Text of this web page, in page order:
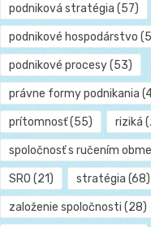
podniková stratégia (57)
podnikové hospodárstvo
podnikové procesy(53)
právne formy podnikania
prítomnosť(55) riziká
spoločnosť s ručením
SRO (21) stratégia (68)
založenie spoločnosti (28)